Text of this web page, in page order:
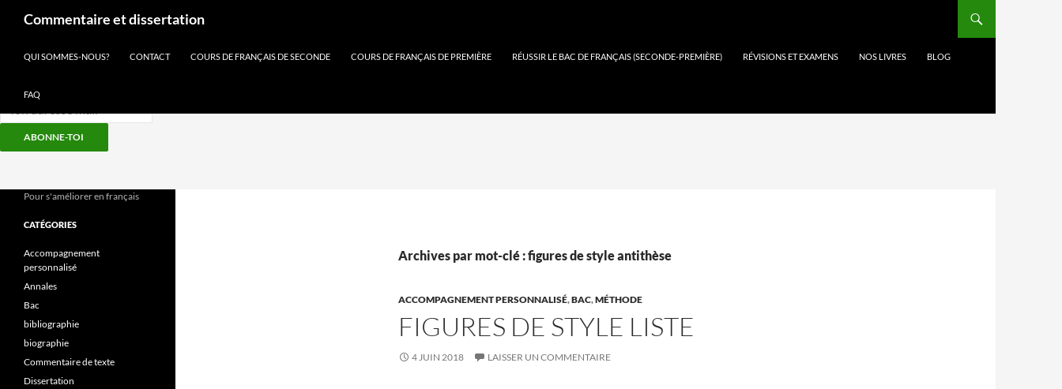
ABONNE-TOI
contenu
Commentaire et dissertation
QUI SOMMES-NOUS? CONTACT COURS DE FRANÇAIS DE SECONDE COURS DE FRANÇAIS DE PREMIÈRE RÉUSSIR LE BAC DE FRANÇAIS (SECONDE-PREMIÈRE) RÉVISIONS ET EXAMENS NOS LIVRES BLOG
FAQ
Archives par mot-clé : figures de style antithèse
ACCOMPAGNEMENT PERSONNALISÉ,BAC,MÉTHODE
FIGURES DE STYLE LISTE
4 JUIN 2018 LAISSER UN COMMENTAIRE
Pour s'améliorer en français
CATÉGORIES
Accompagnement
personnalisé
Annales
Bac
bibliographie
biographie
Commentaire de texte
Dissertation